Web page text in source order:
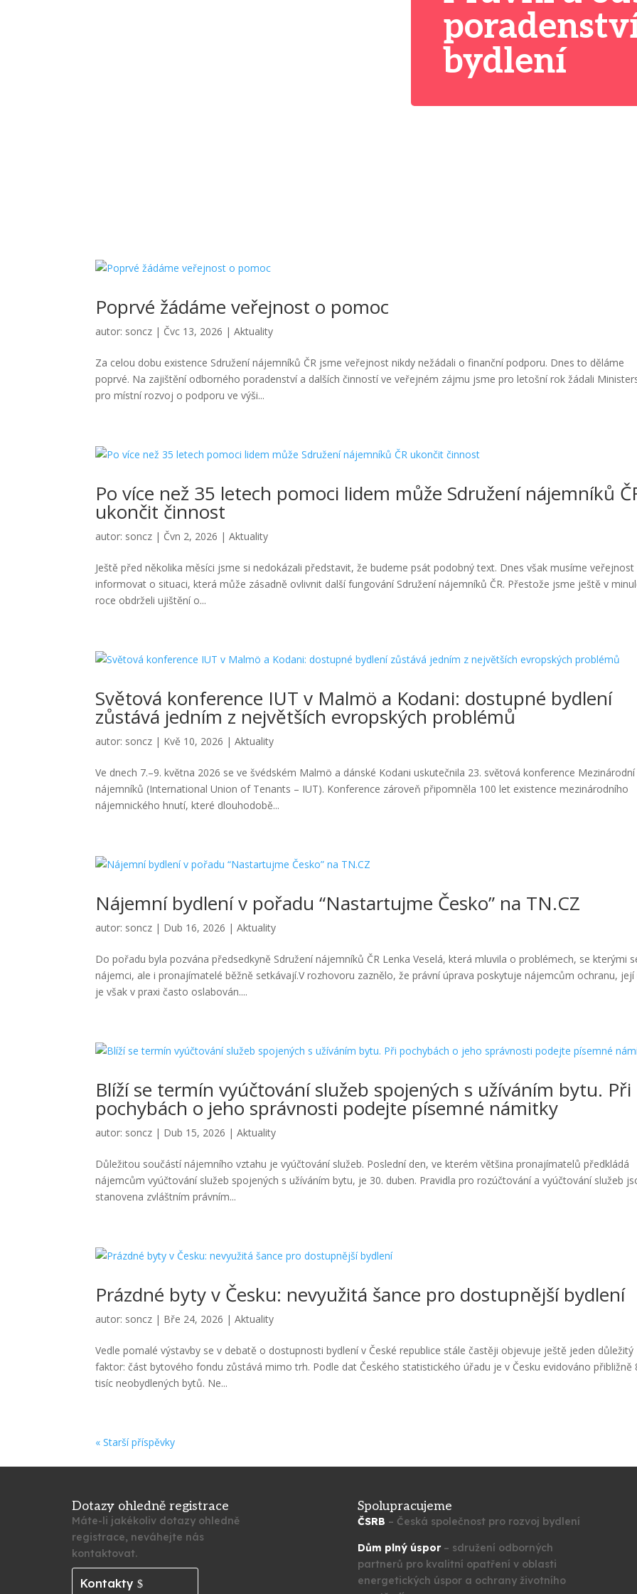
bydlení
Poprvé žádáme veřejnost o pomoc
autor: soncz | Čvc 13, 2026 |Aktuality
Za celou dobu existence Sdružení nájemníků ČR jsme veřejnost nikdy nežádali o finanční podporu. Dnes to děláme
poprvé. Na zajištění odborného poradenství a dalších činností ve veřejném zájmu jsme pro letošní rok žádali
pro místní rozvoj o podporu ve výši...
Po více než 35 letech pomoci lidem může Sdružení nájemníků
ukončit činnost
autor: soncz | Čvn 2, 2026 |Aktuality
Ještě před několika měsíci jsme si nedokázali představit, že budeme psát podobný text. Dnes však musíme veřejnost
informovat o situaci, která může zásadně ovlivnit další fungování Sdružení nájemníků ČR. Přestože jsme ještě v
roce obdrželi ujištění o...
Světová konference IUT v Malmö a Kodani: dostupné bydlení
zůstává jedním z největších evropských problémů
autor: soncz | Kvě 10, 2026 |Aktuality
Ve dnech 7.–9. května 2026 se ve švédském Malmö a dánské Kodani uskutečnila 23. světová konference Mezinárodní
nájemníků (International Union of Tenants – IUT). Konference zároveň připomněla 100 let existence mezinárodního
nájemnického hnutí, které dlouhodobě...
Nájemní bydlení v pořadu “Nastartujme Česko” na TN.CZ
autor: soncz | Dub 16, 2026 |Aktuality
Do pořadu byla pozvána předsedkyně Sdružení nájemníků ČR Lenka Veselá, která mluvila o problémech, se kterými
nájemci, ale i pronajímatelé běžně setkávají.V rozhovoru zaznělo, že právní úprava poskytuje nájemcům ochranu, její
je však v praxi často oslabován....
Blíží se termín vyúčtování služeb spojených s užíváním bytu. Při
pochybách o jeho správnosti podejte písemné námitky
autor: soncz | Dub 15, 2026 |Aktuality
Důležitou součástí nájemního vztahu je vyúčtování služeb. Poslední den, ve kterém většina pronajímatelů předkládá
nájemcům vyúčtování služeb spojených s užíváním bytu, je 30. duben. Pravidla pro rozúčtování a vyúčtování služeb
stanovena zvláštním právním...
Prázdné byty v Česku: nevyužitá šance pro dostupnější bydlení
autor: soncz | Bře 24, 2026 |Aktuality
Vedle pomalé výstavby se v debatě o dostupnosti bydlení v České republice stále častěji objevuje ještě jeden důležitý
faktor: část bytového fondu zůstává mimo trh. Podle dat Českého statistického úřadu je v Česku evidováno přibližně
tisíc neobydlených bytů. Ne...
« Starší příspěvky
Dotazy ohledně registrace
Máte-li jakékoliv dotazy ohledně
registrace, neváhejte nás
kontaktovat.
Kontakty
Spolupracujeme
ČSRB – Česká společnost pro rozvoj bydlení
Dům plný úspor– sdružení odborných
partnerů pro kvalitní opatření v oblasti
energetických úspor a ochrany životního